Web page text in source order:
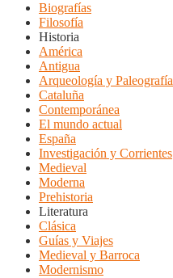
Biografías
Filosofía
Historia
América
Antigua
Arqueología y Paleografía
Cataluña
Contemporánea
El mundo actual
España
Investigación y Corrientes
Medieval
Moderna
Prehistoria
Literatura
Clásica
Guías y Viajes
Medieval y Barroca
Modernismo